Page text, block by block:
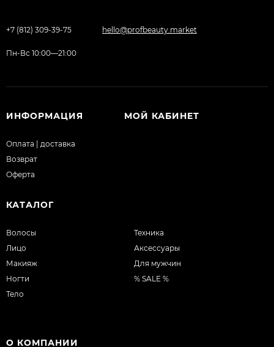
+7 (812) 309-39-75 hello@profbeauty.market
Пн-Вс 10:00—21:00
ИНФОРМАЦИЯ
Оплата | доставка
Возврат
Оферта
МОЙ КАБИНЕТ
КАТАЛОГ
Волосы
Лицо
Макияж
Ногти
Тело
Техника
Аксессуары
Для мужчин
% SALE %
О КОМПАНИИ